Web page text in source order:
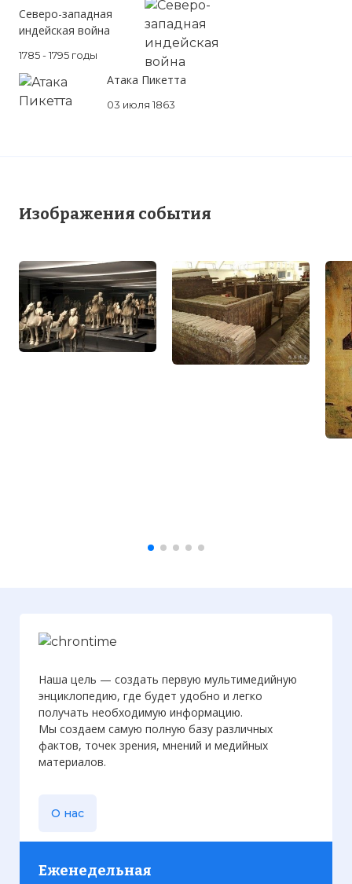
Северо-западная
индейская война
1785 - 1795 годы
Атака Пикетта
03 июля 1863
Изображения события
Наша цель — создать первую мультимедийную
энциклопедию, где будет удобно и легко
получать необходимую информацию.
Мы создаем самую полную базу различных
фактов, точек зрения, мнений и медийных
материалов.
О нас
Еженедельная